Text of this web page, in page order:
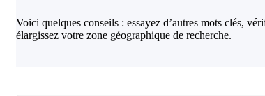
Voici quelques conseils : essayez d’autres mots clés,
élargissez votre zone géographique de recherche.